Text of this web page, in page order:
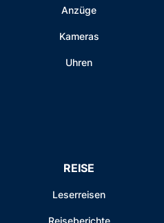
Anzüge
Kameras
Uhren
REISE
Leserreisen